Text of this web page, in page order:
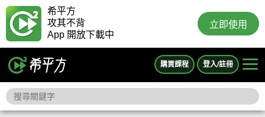
希平方
攻其不背
App 開放下載中
立即使用
購買課程 登入/註冊